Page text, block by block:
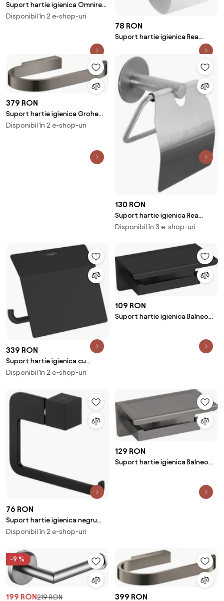
Suport hartie igienica Omnires
Nelson grafit
Disponibil în 2 e-shop-uri
78 RON
Suport hartie igienica Rea
379 RON
Suport hartie igienica Grohe
Selection antracit lucios Hard
Disponibil în 2 e-shop-uri
130 RON
Suport hartie igienica Rea
322219 cu protectie finisaj
Disponibil în 3 e-shop-uri
339 RON
Suport hartie igienica cu
protectie negru Hansgrohe
Disponibil în 2 e-shop-uri
109 RON
Suport hartie igienica Balneo
76 RON
Suport hartie igienica negru
Bisk Futura
Disponibil în 2 e-shop-uri
129 RON
Suport hartie igienica Balneo
-9 %
199 RON219 RON 399 RON